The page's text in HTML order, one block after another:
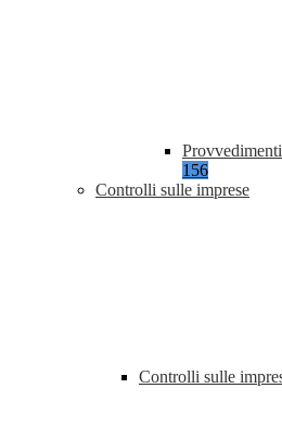
156
Controlli sulle imprese
Controlli sulle